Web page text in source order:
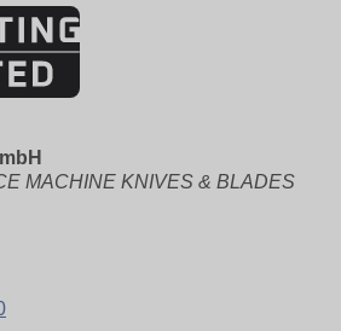
MACHINE KNIVES & BLADES